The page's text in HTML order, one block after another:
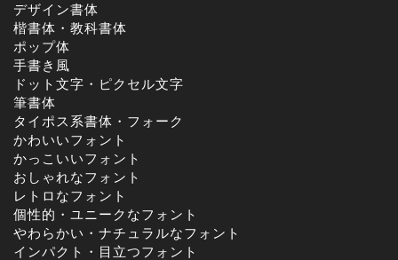
デザイン書体
楷書体・教科書体
ポップ体
手書き風
ドット文字・ピクセル文字
筆書体
タイポス系書体・フォーク
かわいいフォント
かっこいいフォント
おしゃれなフォント
レトロなフォント
個性的・ユニークなフォント
やわらかい・ナチュラルなフォント
インパクト・目立つフォント